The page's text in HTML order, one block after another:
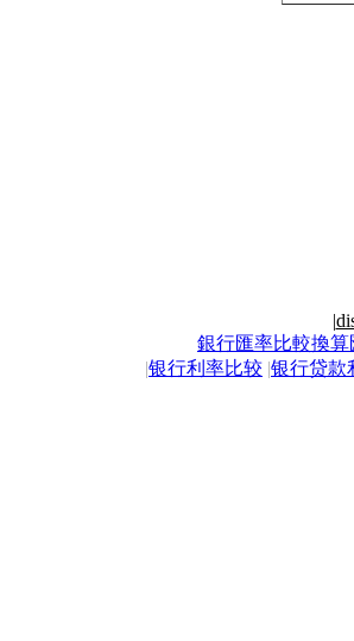
|
銀行匯率比較換算
|银行利率比较 |银行贷款